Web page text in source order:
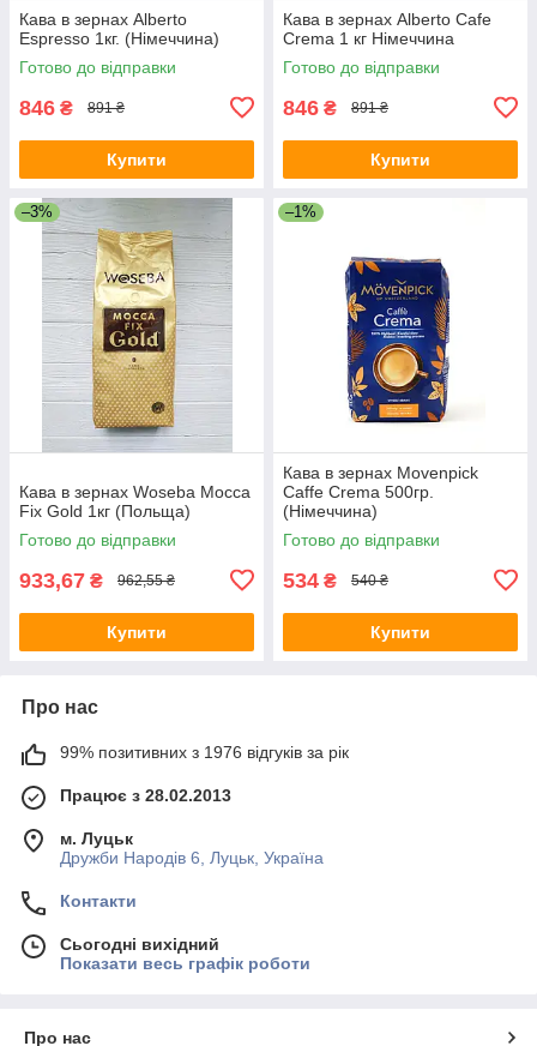
Кава в зернах Alberto
Espresso 1кг. (Німеччина)
Готово до відправки
846 ₴ 891 ₴
Купити
Кава в зернах Alberto Cafe
Crema 1 кг Німеччина
Готово до відправки
846 ₴ 891 ₴
Купити
–3%
Кава в зернах Woseba Mocca
Fix Gold 1кг (Польща)
Готово до відправки
933,67 ₴ 962,55 ₴
Купити
–1%
Кава в зернах Movenpick
Caffe Crema 500гр.
(Німеччина)
Готово до відправки
534 ₴ 540 ₴
Купити
Про нас
99% позитивних з 1976 відгуків за рік
Працює з 28.02.2013
м. Луцьк
Дружби Народів 6, Луцьк, Україна
Контакти
Сьогодні вихідний
Показати весь графік роботи
Про нас